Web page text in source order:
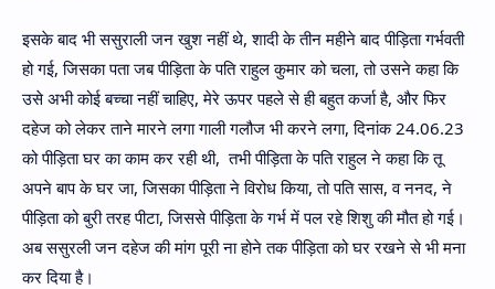
इसके बाद भी ससुराली जन खुश नहीं थे, शादी के तीन महीने बाद पीड़िता गर्भवती
हो गई, जिसका पता जब पीड़िता के पति राहुल कुमार को चला, तो उसने कहा कि
उसे अभी कोई बच्चा नहीं चाहिए, मेरे ऊपर पहले से ही बहुत कर्जा है, और फिर
दहेज को लेकर ताने मारने लगा गाली गलौज भी करने लगा, दिनांक 24.06.23
को पीड़िता घर का काम कर रही थी, तभी पीड़िता के पति राहुल ने कहा कि तू
अपने बाप के घर जा, जिसका पीड़िता ने विरोध किया, तो पति सास, व ननद, ने
पीड़िता को बुरी तरह पीटा, जिससे पीड़िता के गर्भ में पल रहे शिशु की मौत हो गई।
अब ससुरली जन दहेज की मांग पूरी ना होने तक पीड़िता को घर रखने से भी मना
कर दिया है।